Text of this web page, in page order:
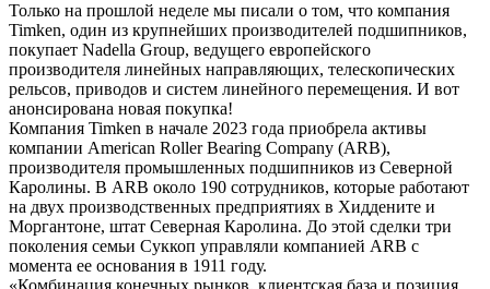
Только на прошлой неделе мы писали о том, что компания
Timken, один из крупнейших производителей подшипников,
покупает Nadella Group, ведущего европейского
производителя линейных направляющих, телескопических
рельсов, приводов и систем линейного перемещения. И вот
анонсирована новая покупка!
Компания Timken в начале 2023 года приобрела активы
компании American Roller Bearing Company (ARB),
производителя промышленных подшипников из Северной
Каролины. В ARB около 190 сотрудников, которые работают
на двух производственных предприятиях в Хиддените и
Моргантоне, штат Северная Каролина. До этой сделки три
поколения семьи Суккоп управляли компанией ARB с
момента ее основания в 1911 году.